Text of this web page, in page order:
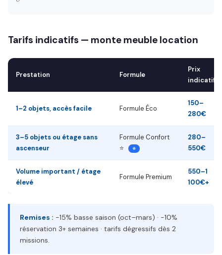
Tarifs indicatifs — monte meuble location
Prestation Formule
Prix
indicatif
1–2 objets, accès facile Formule Éco
150–
280€
3–5 objets ou étage sans
ascenseur
Formule Confort
⭐
⭐
280–
550€
Volume important / étage
élevé
Formule Premium
550–1
100€+
Remises : −15% basse saison (oct–mars) · −10%
réservation 3+ semaines · tarifs dégressifs dès 2
missions.